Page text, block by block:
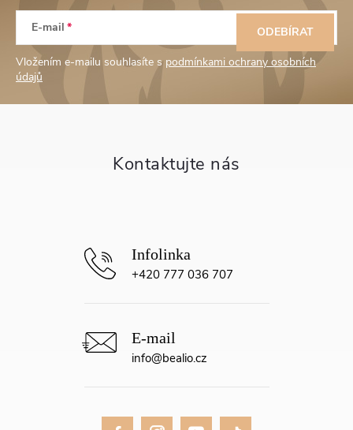
p
E-mail
Vložením e-mailu souhlasíte s podmínkami ochrany osobních
údajů
ODEBÍRAT
info@bealio.cz
+420 777 036 707